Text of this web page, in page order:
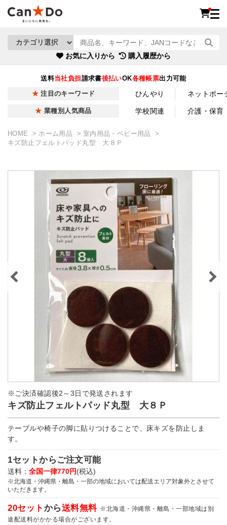
お気に入りから 購入履歴から
送料当社負担請求書後払いOK各種帳票出力可能
注目のキーワード ひんやり ネットポー
業種別人気商品 学校関連 介護・保育
HOME ホーム用品
室内用品・ベビー用品
キズ防止フェルトパッド丸型 大８Ｐ
※ご決済確認後2～3日で発送されます
キズ防止フェルトパッド丸型 大８Ｐ
テーブルや椅子の脚に貼りつけることで、床キズを防止しま
す。
1セットからご注文可能
送料： 全国一律770円(税込)
※北海道・沖縄県・離島・一部の地域においては配送エリア対象外とさせて
いただきます。
20セット から送料無料 ※北海道・沖縄県・離島・一部地域は別
途配送料がかかる場合がございます。